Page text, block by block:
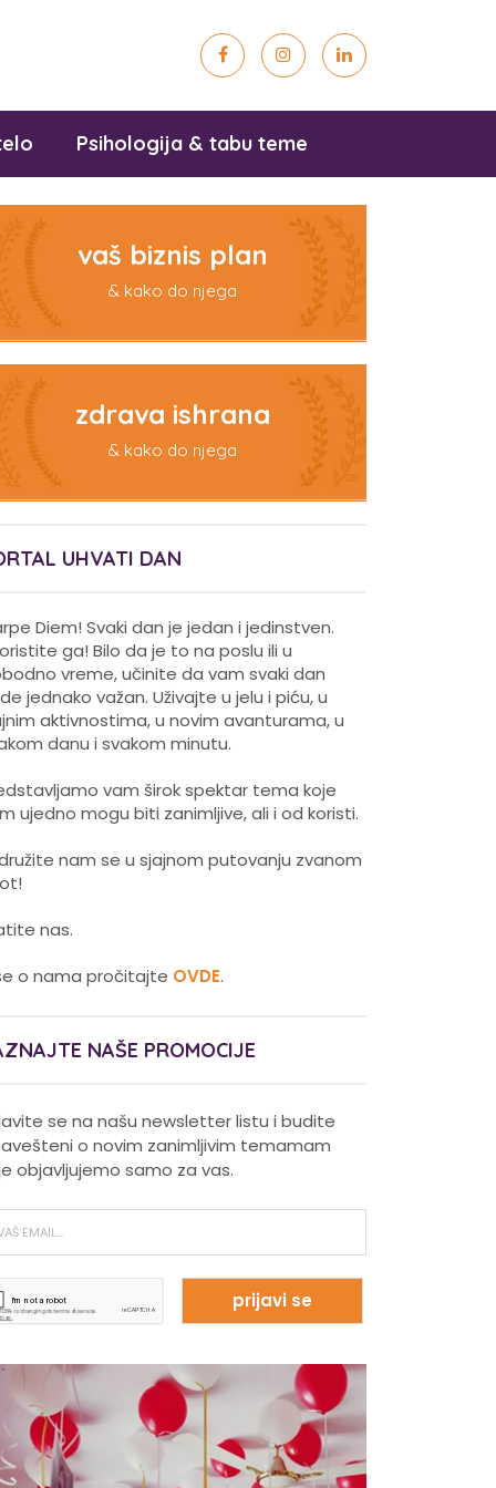
Psihologija & tabu teme
vaš biznis plan
& kako do njega
zdrava ishrana
& kako do njega
UHVATI DAN
Diem! Svaki dan je jedan i jedinstven.
ga! Bilo da je to na poslu ili u
vreme, učinite da vam svaki dan
jednako važan. Uživajte u jelu i piću, u
aktivnostima, u novim avanturama, u
danu i svakom minutu.
vam širok spektar tema koje
ujedno mogu biti zanimljive, ali i od koristi.
nam se u sjajnom putovanju zvanom
nas.
o nama pročitajte OVDE.
NAŠE PROMOCIJE
se na našu newsletter listu i budite
o novim zanimljivim temamam
objavljujemo samo za vas.
kosu
Da li je ljubomora u vezi dokaz
Šta su policistični jajnici i kako
rešiti ovaj problem?